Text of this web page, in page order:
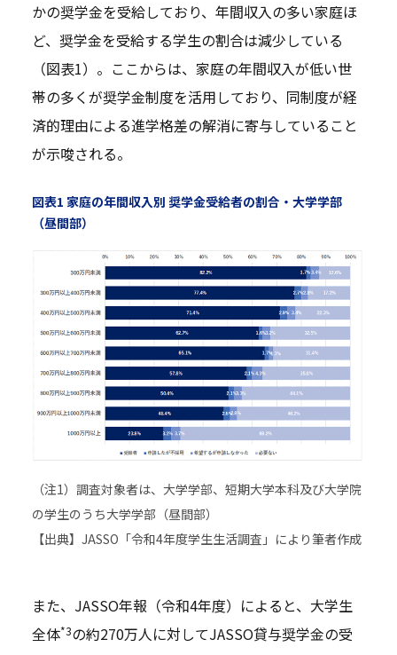
かの奨学金を受給しており、年間収入の多い家庭ほ
ど、奨学金を受給する学生の割合は減少している
（図表1）。ここからは、家庭の年間収入が低い世
帯の多くが奨学金制度を活用しており、同制度が経
済的理由による進学格差の解消に寄与していること
が示唆される。
図表1 家庭の年間収入別 奨学金受給者の割合・大学学部
（昼間部）
（注1）調査対象者は、大学学部、短期大学本科及び大学院
の学生のうち大学学部（昼間部）
【出典】JASSO「令和4年度学生生活調査」により筆者作成
また、JASSO年報（令和4年度）によると、大学生
全体*3の約270万人に対してJASSO貸与奨学金の受